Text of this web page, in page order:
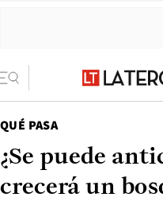
QUÉ PASA
¿Se puede
crecerá un